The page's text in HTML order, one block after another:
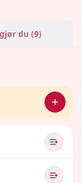
du (9)